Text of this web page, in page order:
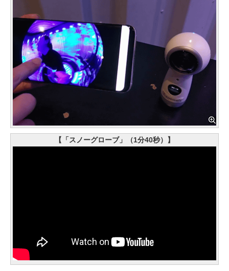
【「スノーグローブ」（1分40秒）】